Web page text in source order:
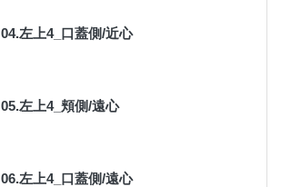
04.左上4_口蓋側/近心
05.左上4_頬側/遠心
06.左上4_口蓋側/遠心